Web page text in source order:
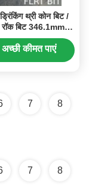
थ्री कोन बिट /
रॉक बिट 346.1mm
FSA127G
कीमत पाएं
7 8
7 8